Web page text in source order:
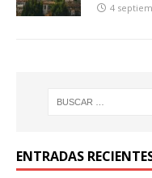
4
ENTRADAS